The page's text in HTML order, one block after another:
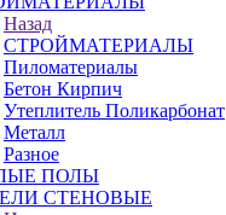
Назад
СТРОЙМАТЕРИАЛЫ
Пиломатериалы
Бетон Кирпич
Утеплитель Поликарбонат
Металл
Разное
ПОЛЫ
СТЕНОВЫЕ